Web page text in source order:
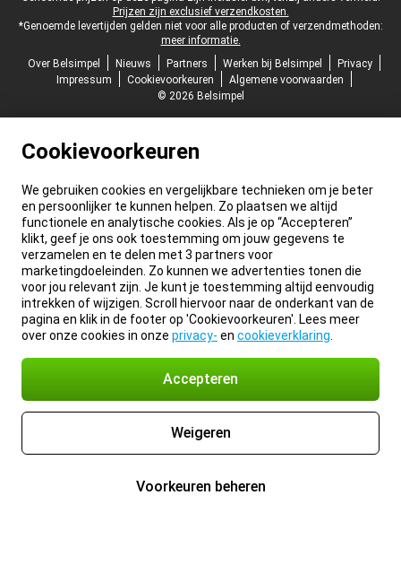
Prijzen zijn exclusief verzendkosten.
*Genoemde levertijden gelden niet voor alle producten of verzendmethoden:
meer informatie.
Over Belsimpel
Nieuws Partners Werken bij Belsimpel
Privacy
Impressum
Cookievoorkeuren
Algemene voorwaarden
© 2026 Belsimpel
Cookievoorkeuren
We gebruiken cookies en vergelijkbare technieken om je beter
en persoonlijker te kunnen helpen. Zo plaatsen we altijd
functionele en analytische cookies. Als je op “Accepteren”
klikt, geef je ons ook toestemming om jouw gegevens te
verzamelen en te delen met 3 partners voor
marketingdoeleinden. Zo kunnen we advertenties tonen die
voor jou relevant zijn. Je kunt je toestemming altijd eenvoudig
intrekken of wijzigen. Scroll hiervoor naar de onderkant van de
pagina en klik in de footer op 'Cookievoorkeuren'. Lees meer
over onze cookies in onze privacy- en cookieverklaring
Accepteren
Weigeren
Voorkeuren beheren